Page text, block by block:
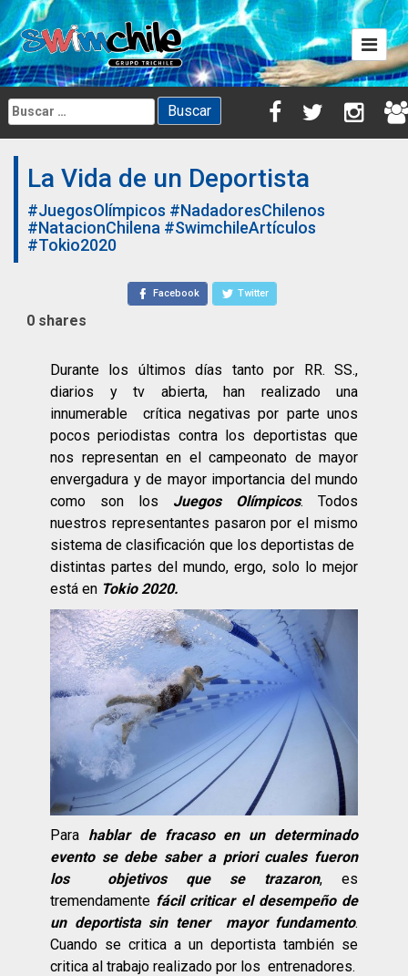
Skip
to
content
Buscar:
La Vida de un Deportista
#JuegosOlímpicos #NadadoresChilenos
#NatacionChilena #SwimchileArtículos
#Tokio2020
Facebook Twitter
0 shares
Durante los últimos días tanto por RR. SS.,
diarios y tv abierta, han realizado una
innumerable crítica negativas por parte unos
pocos periodistas contra los deportistas que
nos representan en el campeonato de mayor
envergadura y de mayor importancia del mundo
como son los Juegos Olímpicos. Todos
nuestros representantes pasaron por el mismo
sistema de clasificación que los deportistas de
distintas partes del mundo, ergo, solo lo mejor
está en Tokio 2020.
Para hablar de fracaso en un determinado
evento se debe saber a priori cuales fueron
los objetivos que se trazaron, es
tremendamente fácil criticar el desempeño de
un deportista sin tener mayor fundamento.
Cuando se critica a un deportista también se
critica al trabajo realizado por los entrenadores.